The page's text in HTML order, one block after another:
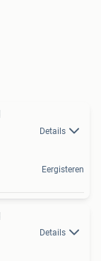
Details
Eergisteren
Details